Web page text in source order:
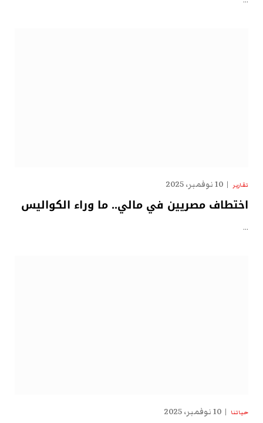
تقارير 10 نوفمبر، 2025
اختطاف مصريين في مالي.. ما وراء الكواليس
…
حياتنا 10 نوفمبر، 2025